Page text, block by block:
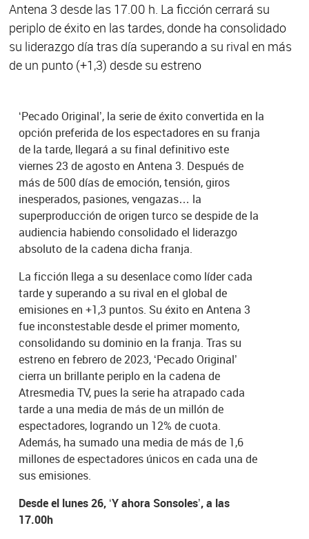
Antena 3 desde las 17.00 h. La ficción cerrará su
periplo de éxito en las tardes, donde ha consolidado
su liderazgo día tras día superando a su rival en más
de un punto (+1,3) desde su estreno
‘Pecado Original’, la serie de éxito convertida en la
opción preferida de los espectadores en su franja
de la tarde, llegará a su final definitivo este
viernes 23 de agosto en Antena 3. Después de
más de 500 días de emoción, tensión, giros
inesperados, pasiones, vengazas… la
superproducción de origen turco se despide de la
audiencia habiendo consolidado el liderazgo
absoluto de la cadena dicha franja.
La ficción llega a su desenlace como líder cada
tarde y superando a su rival en el global de
emisiones en +1,3 puntos. Su éxito en Antena 3
fue inconstestable desde el primer momento,
consolidando su dominio en la franja. Tras su
estreno en febrero de 2023, ‘Pecado Original’
cierra un brillante periplo en la cadena de
Atresmedia TV, pues la serie ha atrapado cada
tarde a una media de más de un millón de
espectadores, logrando un 12% de cuota.
Además, ha sumado una media de más de 1,6
millones de espectadores únicos en cada una de
sus emisiones.
Desde el lunes 26, ‘Y ahora Sonsoles’, a las
17.00h